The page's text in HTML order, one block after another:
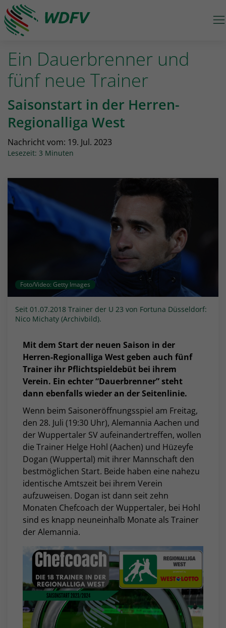
Logo: wdfv führt zur Starseite
Ein Dauerbrenner und
fünf neue Trainer
Saisonstart in der Herren-
Regionalliga West
Nachricht vom: 19. Jul. 2023
Lesezeit: 3 Minuten
Foto/Video: Getty Images
Seit 01.07.2018 Trainer der U 23 von Fortuna Düsseldorf:
Nico Michaty (Archivbild).
Mit dem Start der neuen Saison in der
Herren-Regionalliga West geben auch fünf
Trainer ihr Pflichtspieldebüt bei ihrem
Verein. Ein echter “Dauerbrenner” steht
dann ebenfalls wieder an der Seitenlinie.
Wenn beim Saisoneröffnungsspiel am Freitag,
den 28. Juli (19:30 Uhr), Alemannia Aachen und
der Wuppertaler SV aufeinandertreffen, wollen
die Trainer Helge Hohl (Aachen) und Hüzeyfe
Dogan (Wuppertal) mit ihrer Mannschaft den
bestmöglichen Start. Beide haben eine nahezu
identische Amtszeit bei ihrem Verein
aufzuweisen. Dogan ist dann seit zehn
Monaten Chefcoach der Wuppertaler, bei Hohl
sind es knapp neuneinhalb Monate als Trainer
der Alemannia.